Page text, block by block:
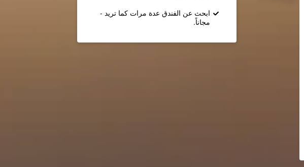
ابحث عن الفندق عدة مرات كما تريد -
مجاناً.